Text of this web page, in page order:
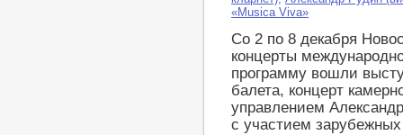
«Musica Viva»
Со 2 по 8 декабря
концерты
программу вошли
балета, концерт
управлением
с участием